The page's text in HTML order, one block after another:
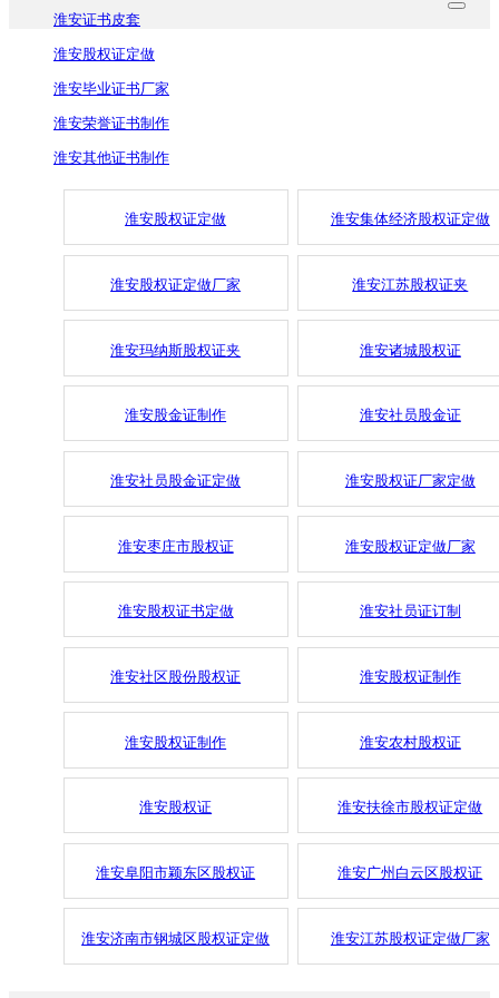
淮安证书皮套
淮安股权证定做
淮安毕业证书厂家
淮安荣誉证书制作
淮安其他证书制作
淮安股权证定做 淮安集体经济股权证定做
淮安股权证定做厂家 淮安江苏股权证夹
淮安玛纳斯股权证夹 淮安诸城股权证
淮安股金证制作 淮安社员股金证
淮安社员股金证定做 淮安股权证厂家定做
淮安枣庄市股权证 淮安股权证定做厂家
淮安股权证书定做 淮安社员证订制
淮安社区股份股权证 淮安股权证制作
淮安股权证制作 淮安农村股权证
淮安股权证 淮安扶徐市股权证定做
淮安阜阳市颖东区股权证 淮安广州白云区股权证
淮安济南市钢城区股权证定做 淮安江苏股权证定做厂家